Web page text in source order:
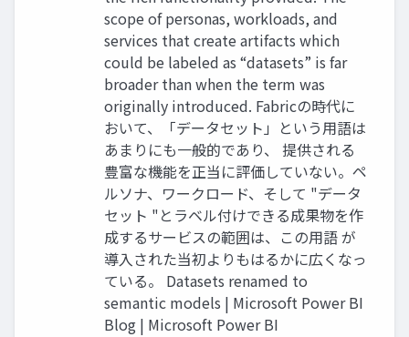
scope of personas, workloads, and
services that create artifacts which
could be labeled as “datasets” is far
broader than when the term was
originally introduced. Fabricの時代に
おいて、「データセット」という用語は
あまりにも一般的であり、 提供される
豊富な機能を正当に評価していない。ペ
ルソナ、ワークロード、そして "データ
セット "とラベル付けできる成果物を作
成するサービスの範囲は、この用語 が
導入された当初よりもはるかに広くなっ
ている。 Datasets renamed to
semantic models | Microsoft Power BI
Blog | Microsoft Power BI